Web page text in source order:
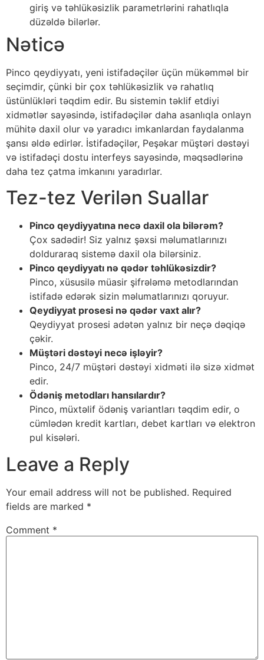
giriş və təhlükəsizlik parametrlərini rahatlıqla
düzəldə bilərlər.
Nəticə
Pinco qeydiyyatı, yeni istifadəçilər üçün mükəmməl bir
seçimdir, çünki bir çox təhlükəsizlik və rahatlıq
üstünlükləri təqdim edir. Bu sistemin təklif etdiyi
xidmətlər sayəsində, istifadəçilər daha asanlıqla onlayn
mühitə daxil olur və yaradıcı imkanlardan faydalanma
şansı əldə edirlər. İstifadəçilər, Peşəkar müştəri dəstəyi
və istifadəçi dostu interfeys sayəsində, məqsədlərinə
daha tez çatma imkanını yaradırlar.
Tez-tez Verilən Suallar
Pinco qeydiyyatına necə daxil ola bilərəm?
Çox sadədir! Siz yalnız şəxsi məlumatlarınızı
dolduraraq sistemə daxil ola bilərsiniz.
Pinco qeydiyyatı nə qədər təhlükəsizdir?
Pinco, xüsusilə müasir şifrələmə metodlarından
istifadə edərək sizin məlumatlarınızı qoruyur.
Qeydiyyat prosesi nə qədər vaxt alır?
Qeydiyyat prosesi adətən yalnız bir neçə dəqiqə
çəkir.
Müştəri dəstəyi necə işləyir?
Pinco, 24/7 müştəri dəstəyi xidməti ilə sizə xidmət
edir.
Ödəniş metodları hansılardır?
Pinco, müxtəlif ödəniş variantları təqdim edir, o
cümlədən kredit kartları, debet kartları və elektron
pul kisələri.
Leave a Reply
Your email address will not be published. Required
fields are marked *
Comment *